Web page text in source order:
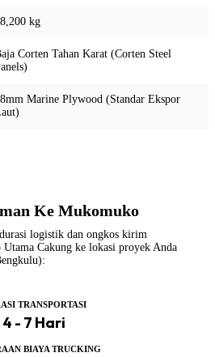
kg
Corten Tahan Karat (Corten Steel
Marine Plywood (Standar Ekspor
Ke Mukomuko
logistik dan ongkos kirim
Cakung ke lokasi proyek Anda
TRANSPORTASI
4 - 7 Hari
BIAYA TRUCKING